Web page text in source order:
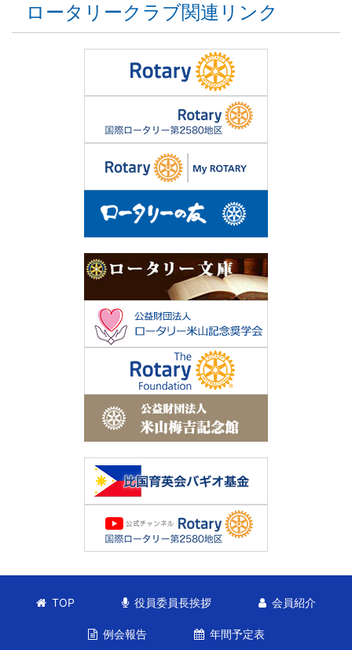
ロータリークラブ関連リンク
TOP 役員委員長挨拶 会員紹介
例会報告 年間予定表